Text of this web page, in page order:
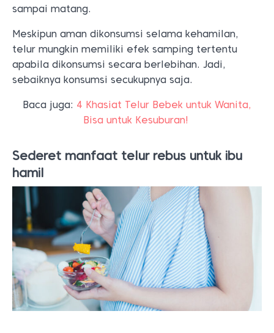
sampai matang.
Meskipun aman dikonsumsi selama kehamilan,
telur mungkin memiliki efek samping tertentu
apabila dikonsumsi secara berlebihan. Jadi,
sebaiknya konsumsi secukupnya saja.
Baca juga: 4 Khasiat Telur Bebek untuk Wanita,
Bisa untuk Kesuburan!
Sederet manfaat telur rebus untuk ibu
hamil